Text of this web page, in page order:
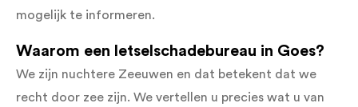
mogelijk te informeren.
Waarom een letselschadebureau in Goes?
We zijn nuchtere Zeeuwen en dat betekent dat we
recht door zee zijn. We vertellen u precies wat u van